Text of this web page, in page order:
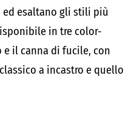
ed esaltano gli stili più
in tre color-
e il canna di fucile, con
a incastro e quello